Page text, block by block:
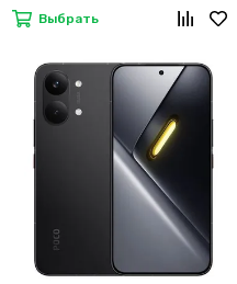
Выбрать